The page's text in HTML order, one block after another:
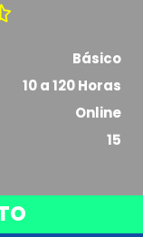
Básico
10 a 120 Horas
Online
15